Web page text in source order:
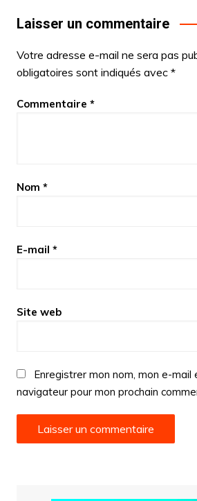
Laisser un commentaire
Votre adresse e-mail ne sera pas
obligatoires sont indiqués avec *
Commentaire *
Nom *
E-mail *
Site web
Enregistrer mon nom, mon e-
navigateur pour mon prochain